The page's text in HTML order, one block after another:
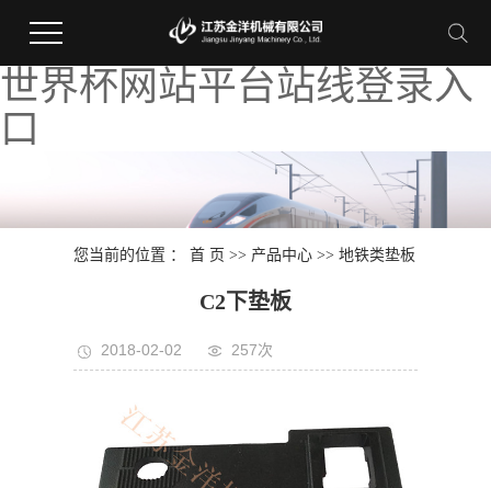
世界杯网站平台站线登录入
口
您当前的位置 ：首 页 >> 产品中心 >>地铁类垫板
C2下垫板
2018-02-02 257次